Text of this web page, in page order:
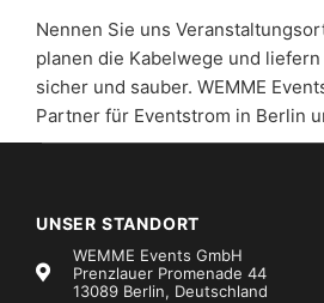
Nennen Sie uns
planen die Kabelwege und
sicher und sauber. WEMME
Partner für Eventstrom in Berlin
UNSER STANDORT
WEMME Events GmbH
Prenzlauer Promenade 44
13089 Berlin, Deutschland